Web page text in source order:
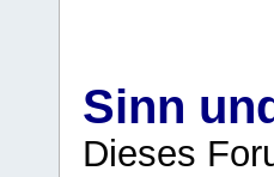
Sinn
Dieses